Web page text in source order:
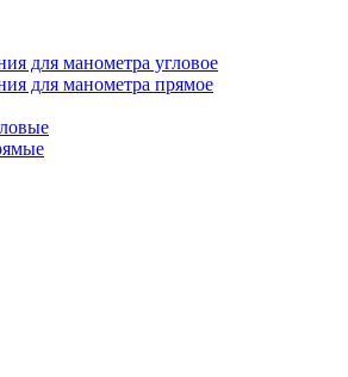
для манометра угловое
для манометра прямое